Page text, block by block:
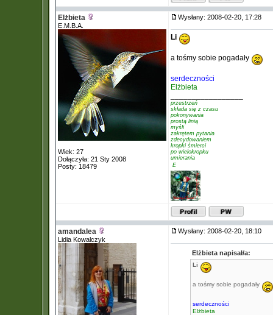
Elżbieta
E.M.B.A.
Wiek: 27
Dołączyła: 21 Sty 2008
Posty: 18479
Wysłany: 2008-02-20, 17:28
Li
a tośmy sobie pogadały
serdeczności
Elżbieta
przestrzeń
składa się z czasu
pokonywania
prostą linią
myśli
zakrętem pytania
zdecydowaniem
kropki śmierci
po wielokropku
umierania
 E
amandalea
Lidia Kowalczyk
Wysłany: 2008-02-20, 18:10
Elżbieta napisał/a:
Li
a tośmy sobie pogadały
serdeczności
Elżbieta